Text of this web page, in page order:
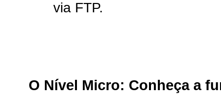
via FTP.
O Nível Micro: Conheça a